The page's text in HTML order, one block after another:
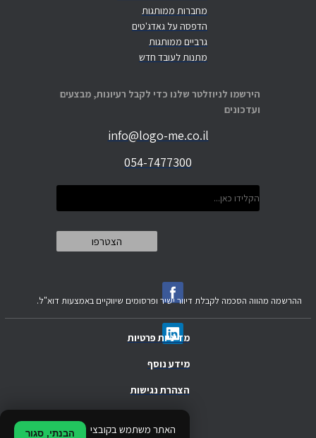
מחברות ממותגות
הדפסה על גאדג'טים
גרביים ממותגות
מתנות לעובד חדש
הירשמו לניוזלטר שלנו כדי לקבל רעיונות, מבצעים
ועדכונים
info@logo-me.co.il
054-7477300
מדיניות פרטיות
האתר משתמש בקובצי הבנתי, סגור
מידע נוסף
הצהרת נגישות
ההרשמה מהווה הסכמה לקבלת דיוור ישיר ופרסומים שיווקיים באמצעות דוא"ל.